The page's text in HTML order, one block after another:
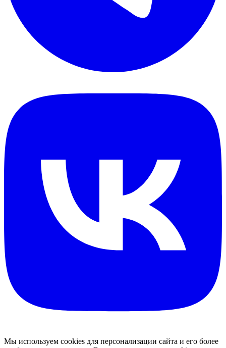
Мы используем cookies для персонализации сайта и его более